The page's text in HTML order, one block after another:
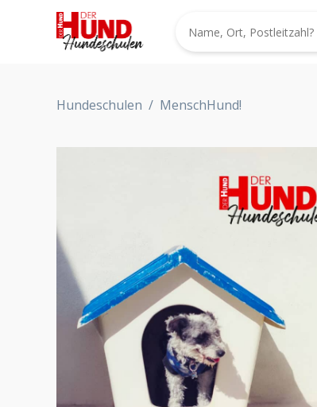
Hundeschulen / MenschHund!